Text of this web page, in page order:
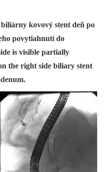
kovový stent deň po
povytiahnutí do
is visible partially
the right side biliary stent